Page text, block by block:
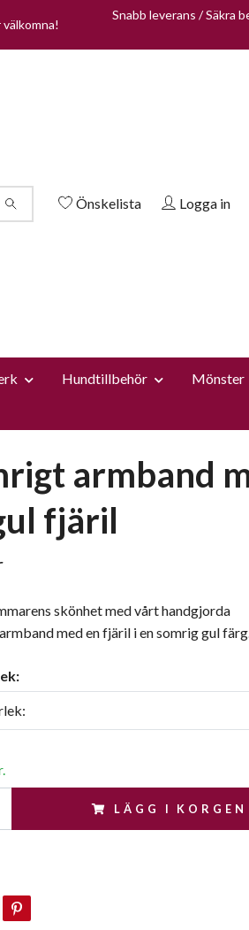
Snabb leverans / Säkra
Önskelista Logga in
Hundtillbehör
Mönster
armband
fjäril
skönhet med vårt handgjorda
med en fjäril i en somrig gul
LÄGG I KORGEN